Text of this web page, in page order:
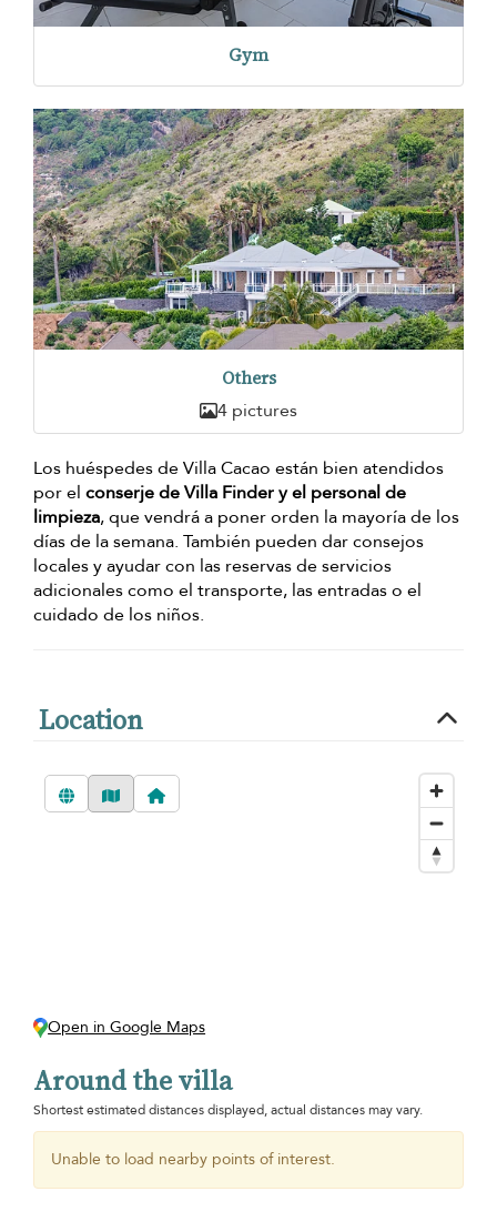
Gym
Others
4 pictures
Los huéspedes de Villa Cacao están bien atendidos
por el conserje de Villa Finder y el personal de
limpieza, que vendrá a poner orden la mayoría de los
días de la semana. También pueden dar consejos
locales y ayudar con las reservas de servicios
adicionales como el transporte, las entradas o el
cuidado de los niños.
Location
Open in Google Maps
Around the villa
Shortest estimated distances displayed, actual distances may vary.
Unable to load nearby points of interest.